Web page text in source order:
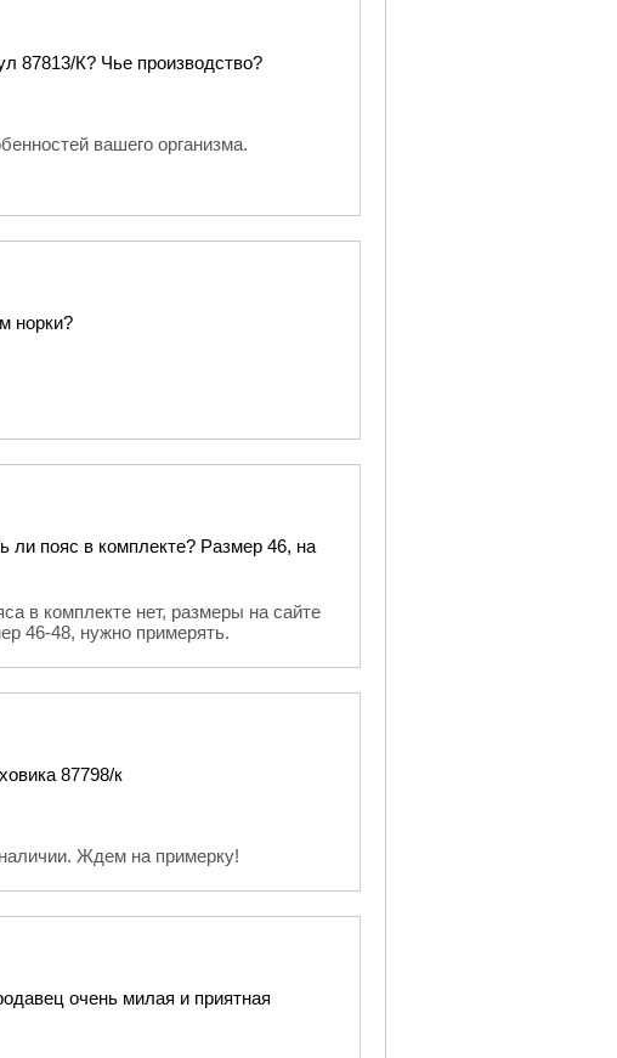
87813/К? Чье производство?
вашего организма.
норки?
ли пояс в комплекте? Размер 46, на
в комплекте нет, размеры на сайте
46-48, нужно примерять.
87798/к
Ждем на примерку!
очень милая и приятная